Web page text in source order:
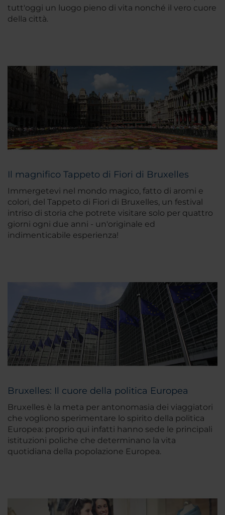
tutt'oggi un luogo pieno di vita nonché il vero cuore
della città.
Il magnifico Tappeto di Fiori di Bruxelles
Immergetevi nel mondo magico, fatto di aromi e
colori, del Tappeto di Fiori di Bruxelles, un festival
intriso di storia che potrete visitare solo per quattro
giorni ogni due anni - un'originale ed
indimenticabile esperienza!
Bruxelles: Il cuore della politica Europea
Bruxelles è la meta per antonomasia dei viaggiatori
che vogliono sperimentare lo spirito della politica
Europea: proprio qui infatti hanno sede le principali
istituzioni poliche che determinano la vita
quotidiana della popolazione Europea.